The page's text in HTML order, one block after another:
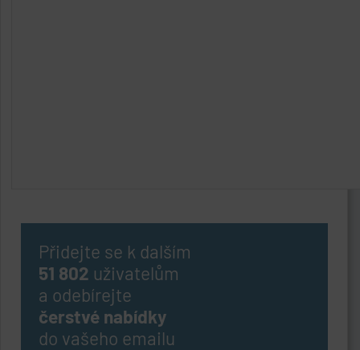
Přidejte se k dalším
51 802 uživatelům
a odebírejte
čerstvé nabídky
do vašeho emailu